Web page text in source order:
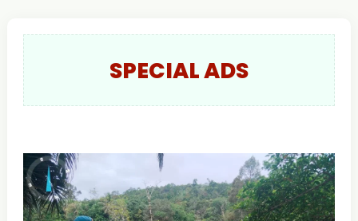
SPECIAL ADS